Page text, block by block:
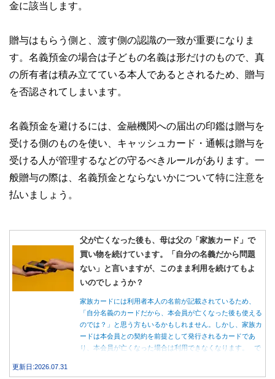
金に該当します。
贈与はもらう側と、渡す側の認識の一致が重要になりま
す。名義預金の場合は子どもの名義は形だけのもので、真
の所有者は積み立てている本人であるとされるため、贈与
を否認されてしまいます。
名義預金を避けるには、金融機関への届出の印鑑は贈与を
受ける側のものを使い、キャッシュカード・通帳は贈与を
受ける人が管理するなどの守るべきルールがあります。一
般贈与の際は、名義預金とならないかについて特に注意を
払いましょう。
父が亡くなった後も、母は父の「家族カード」で
買い物を続けています。「自分の名義だから問題
ない」と言いますが、このまま利用を続けてもよ
いのでしょうか？
家族カードには利用者本人の名前が記載されているため、
「自分名義のカードだから、本会員が亡くなった後も使える
のでは？」と思う方もいるかもしれません。しかし、家族カ
ードは本会員との契約を前提として発行されるカードであ
り、本会員が亡くなった場合は利用できなくなります。 で
更新日:2026.07.31